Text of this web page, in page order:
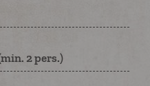
2 pers.)